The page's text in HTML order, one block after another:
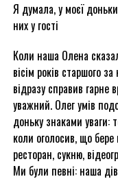
Я думала, у моєї
них у гості
Коли наша Олена
вісім років старшого
відразу справив
уважний. Олег умів
доньку знаками уваги:
коли оголосив, що
ресторан, сукню,
Ми були певні: наша